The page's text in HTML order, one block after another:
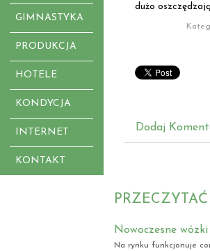
GIMNASTYKA
PRODUKCJA
HOTELE
KONDYCJA
INTERNET
KONTAKT
dużo
Dodaj
Nowoczesne
Na rynku funkcjonuje